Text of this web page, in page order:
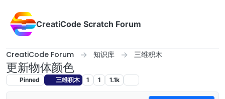
CreatiCode Scratch Forum
CreatiCode Forum 知识库 三维积木
更新物体颜色
Pinned 三维积木 1 1 1.1k